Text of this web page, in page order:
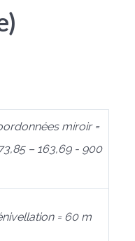
miroir =
– 163,69 - 900
= 60 m